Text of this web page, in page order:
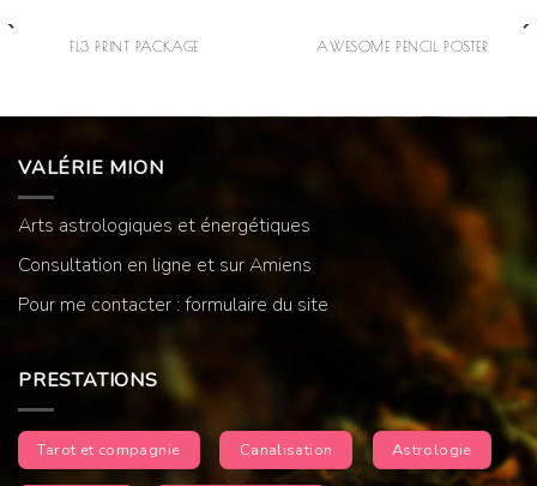
FL3 PRINT PACKAGE AWESOME PENCIL POSTER
VALÉRIE MION
Arts astrologiques et énergétiques
Consultation en ligne et sur Amiens
Pour me contacter : formulaire du site
PRESTATIONS
Tarot et compagnie Canalisation Astrologie